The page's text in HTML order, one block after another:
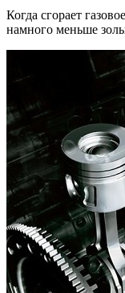
Когда сгорает
намного меньше